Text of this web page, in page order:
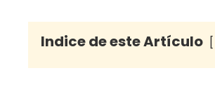
Indice de este Artículo